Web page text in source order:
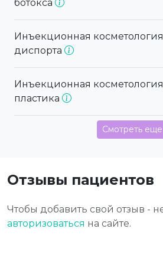
ботокса
Инъекционная
диспорта
Инъекционная
пластика
Смотреть
Отзывы пациентов
Чтобы добавить свой отзыв -
авторизоваться на сайте.